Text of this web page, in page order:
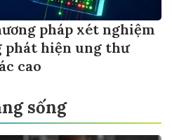
pháp xét nghiệm
phát hiện ung thư
cao
sống